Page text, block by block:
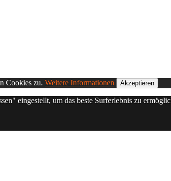
Cookies zu. Weitere Informationen Akzeptieren
eingestellt, um das beste Surferlebnis zu